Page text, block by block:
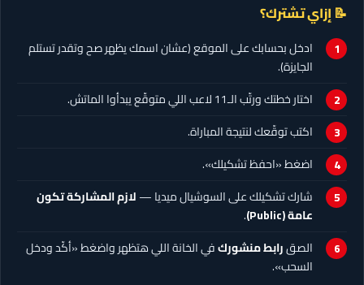
📝 إزاي تشترك؟
ادخل بحسابك على الموقع (عشان اسمك يظهر صح وتقدر تستلم
الجايزة).
اختار خطتك ورتّب الـ11 لاعب اللي متوقّع يبدأوا الماتش.
اكتب توقّعك لنتيجة المباراة.
اضغط «احفظ تشكيلك».
شارك تشكيلك على السوشيال ميديا —لازم المشاركة تكون
عامة (Public)
.
الصقرابط منشوركفي الخانة اللي هتظهر واضغط «أكّد ودخل
السحب».